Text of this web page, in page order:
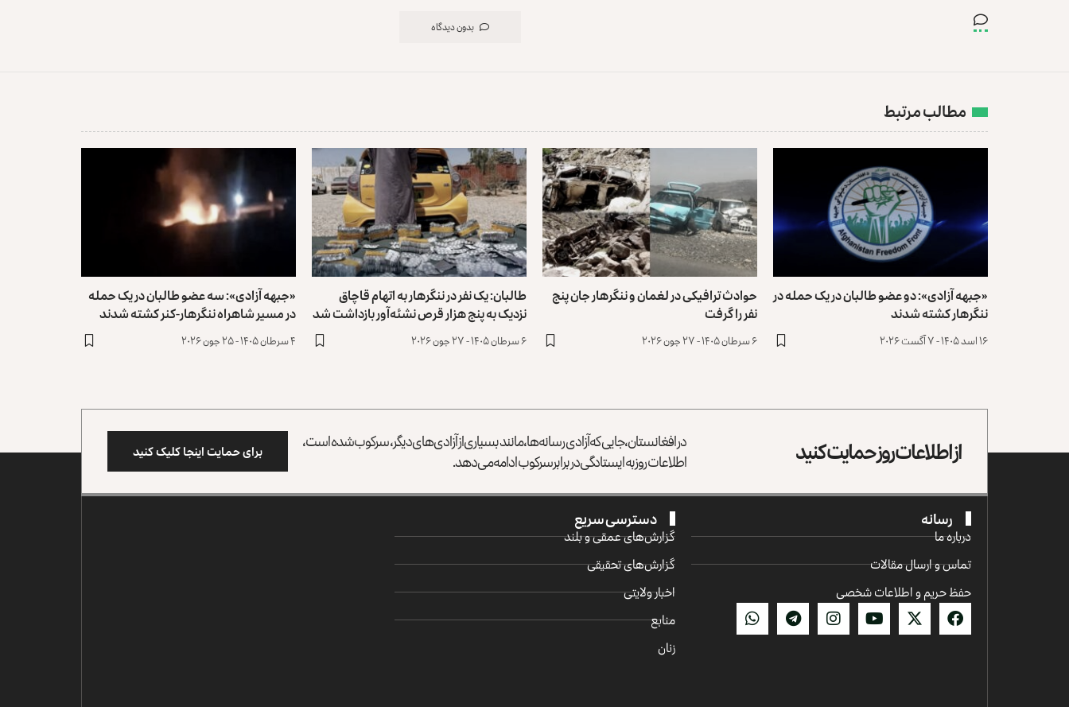
بدون دیدگاه
مطالب مرتبط
«جبهه آزادی»: دو عضو طالبان در یک حمله در
ننگرهار کشته شدند
۱۶ اسد ۱۴۰۵ - ۷ آگست ۲۰۲۶
حوادث ترافیکی در لغمان و ننگرهار جان پنج
نفر را گرفت
۶ سرطان ۱۴۰۵ - ۲۷ جون ۲۰۲۶
طالبان: یک نفر در ننگرهار به اتهام قاچاق
نزدیک به پنج هزار قرص نشئه‌آور بازداشت شد
۶ سرطان ۱۴۰۵ - ۲۷ جون ۲۰۲۶
«جبهه آزادی»: سه عضو طالبان در یک حمله
در مسیر شاهراه ننگرهار-کنر کشته شدند
۴ سرطان ۱۴۰۵ - ۲۵ جون ۲۰۲۶
از اطلاعات روز حمایت کنید در افغانستان، جایی که آزادی رسانه‌ها، مانند بسیاری از آزادی‌های دیگر، سرکوب شده است،
اطلاعات روز به ایستادگی در برابر سرکوب ادامه می‌دهد. برای حمایت اینجا کلیک کنید
رسانه
درباره ما
تماس و ارسال مقالات
حفظ حریم و اطلاعات شخصی
دسترسی سریع
گزارش‌‌های عمقی و بلند
گزارش‌های تحقیقی
اخبار ولایتی
منابع
زنان